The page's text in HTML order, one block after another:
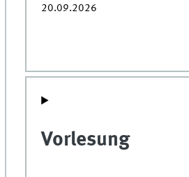
20.09.2026
Vorlesung